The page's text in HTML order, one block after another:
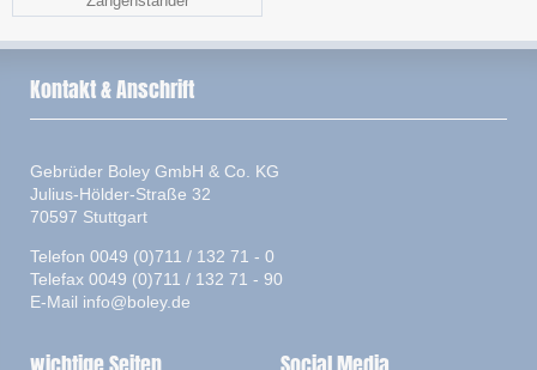
Kontakt & Anschrift
Gebrüder Boley GmbH & Co. KG
Julius-Hölder-Straße 32
70597 Stuttgart
Telefon 0049 (0)711 / 132 71 - 0
Telefax 0049 (0)711 / 132 71 - 90
E-Mail info@boley.de